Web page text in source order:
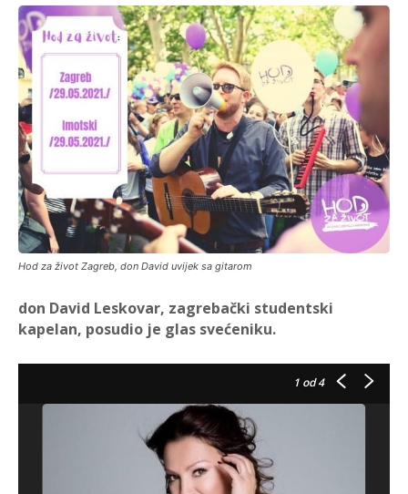
Hod za život Zagreb, don David uvijek sa gitarom
don David Leskovar, zagrebački studentski
kapelan, posudio je glas svećeniku.
1 od 4